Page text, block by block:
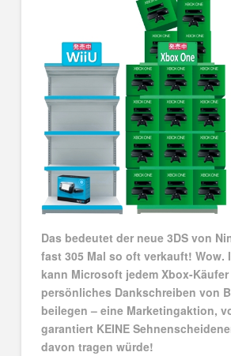
Das bedeutet der neue 3DS von
fast 305 Mal so oft verkauft! Wow.
kann Microsoft jedem Xbox-
persönliches Dankschreiben von
beilegen – eine Marketingaktion,
garantiert KEINE
davon tragen würde!